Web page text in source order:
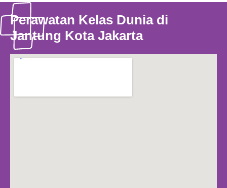
Perawatan Kelas Dunia di
Jantung Kota Jakarta